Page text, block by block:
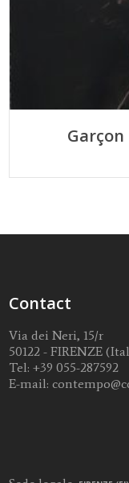
Garçon
Contact
Via dei Neri, 15/r
50122 - FIRENZE
Tel:+39 055-287592
E-mail: